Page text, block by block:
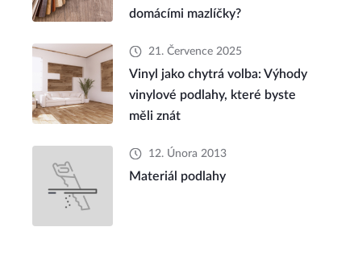
domácími mazlíčky?
21. Července 2025
Vinyl jako chytrá volba: Výhody
vinylové podlahy, které byste
měli znát
12. Února 2013
Materiál podlahy